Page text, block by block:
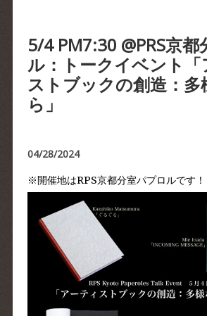
5/4 PM7:30 @PRS京都
ル：トークイベント「
ストブックの創造：多
ら」
04/28/2024
※開催地はRPS京都分室パプロルです！